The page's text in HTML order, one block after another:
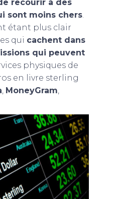
recourir à des
sont moins chers.
étant plus clair
qui cachent dans
qui peuvent
physiques de
en livre sterling
, MoneyGram,